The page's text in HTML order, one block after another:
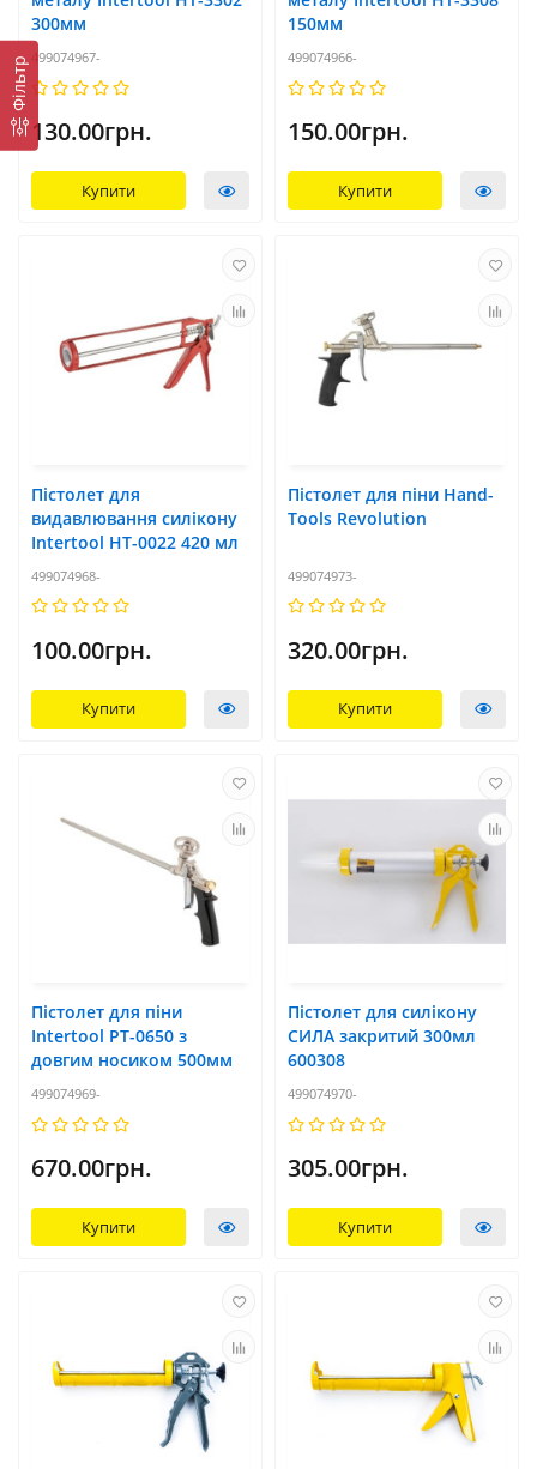
Фільтр
300мм
499074967-
130.00грн.
Купити
150мм
499074966-
150.00грн.
Купити
Пістолет для
видавлювання силікону
Intertool HT-0022 420 мл
499074968-
100.00грн.
Купити
Пістолет для піни Hand-
Tools Revolution
499074973-
320.00грн.
Купити
Пістолет для піни
Intertool PT-0650 з
довгим носиком 500мм
499074969-
670.00грн.
Купити
Пістолет для силікону
СИЛА закритий 300мл
600308
499074970-
305.00грн.
Купити